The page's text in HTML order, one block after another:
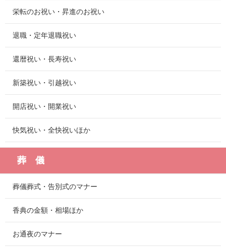
栄転のお祝い・昇進のお祝い
退職・定年退職祝い
還暦祝い・長寿祝い
新築祝い・引越祝い
開店祝い・開業祝い
快気祝い・全快祝いほか
葬 儀
葬儀葬式・告別式のマナー
香典の金額・相場ほか
お通夜のマナー